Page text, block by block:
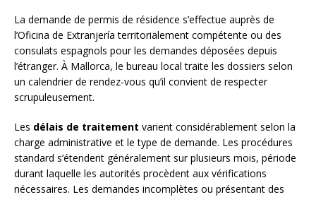
La demande de permis de résidence s’effectue auprès de
l’Oficina de Extranjería territorialement compétente ou des
consulats espagnols pour les demandes déposées depuis
l’étranger. À Mallorca, le bureau local traite les dossiers selon
un calendrier de rendez-vous qu’il convient de respecter
scrupuleusement.
Les délais de traitement varient considérablement selon la
charge administrative et le type de demande. Les procédures
standard s’étendent généralement sur plusieurs mois, période
durant laquelle les autorités procèdent aux vérifications
nécessaires. Les demandes incomplètes ou présentant des